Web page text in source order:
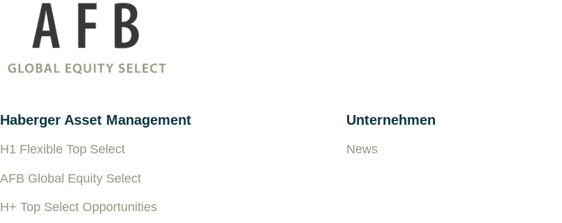
Haberger Asset Management
H1 Flexible Top Select
AFB Global Equity Select
H+ Top Select Opportunities
Unternehmen
News